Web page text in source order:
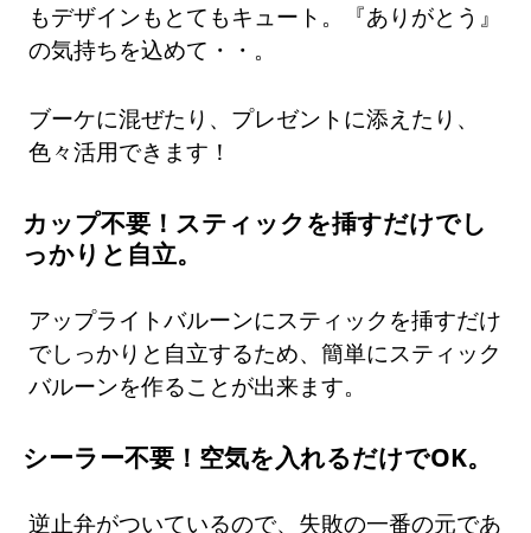
もデザインもとてもキュート。『ありがとう』
の気持ちを込めて・・。
ブーケに混ぜたり、プレゼントに添えたり、
色々活用できます！
カップ不要！スティックを挿すだけでし
っかりと自立。
アップライトバルーンにスティックを挿すだけ
でしっかりと自立するため、簡単にスティック
バルーンを作ることが出来ます。
シーラー不要！空気を入れるだけでOK。
逆止弁がついているので、失敗の一番の元であ